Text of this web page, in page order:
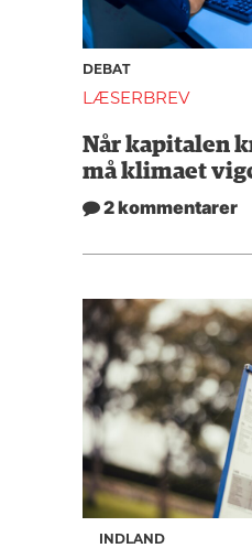
DEBAT
LÆSERBREV
Når kapitalen
må klimaet
2 kommentarer
INDLAND